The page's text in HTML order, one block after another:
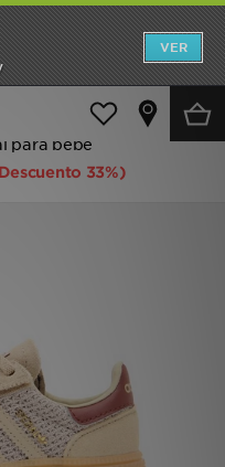
VER
(tallas 16-27)
para bebé
33%)